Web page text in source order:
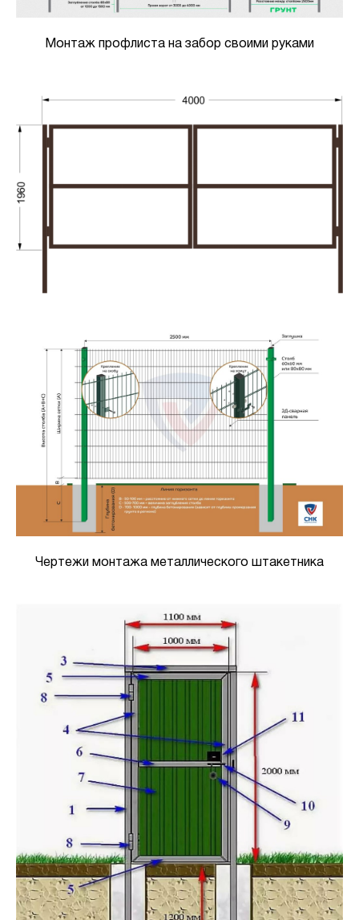
Монтаж профлиста на забор своими руками
Чертежи монтажа металлического штакетника